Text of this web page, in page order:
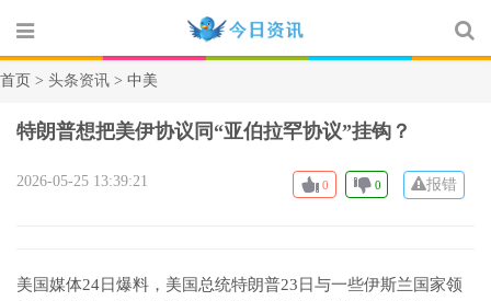
首页 > 头条资讯 > 中美
特朗普想把美伊协议同“亚伯拉罕协议”挂钩？
0 0 报错
2026-05-25 13:39:21
美国媒体24日爆料，美国总统特朗普23日与一些伊斯兰国家领